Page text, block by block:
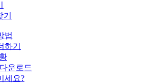
법
하기
운로드
세요?